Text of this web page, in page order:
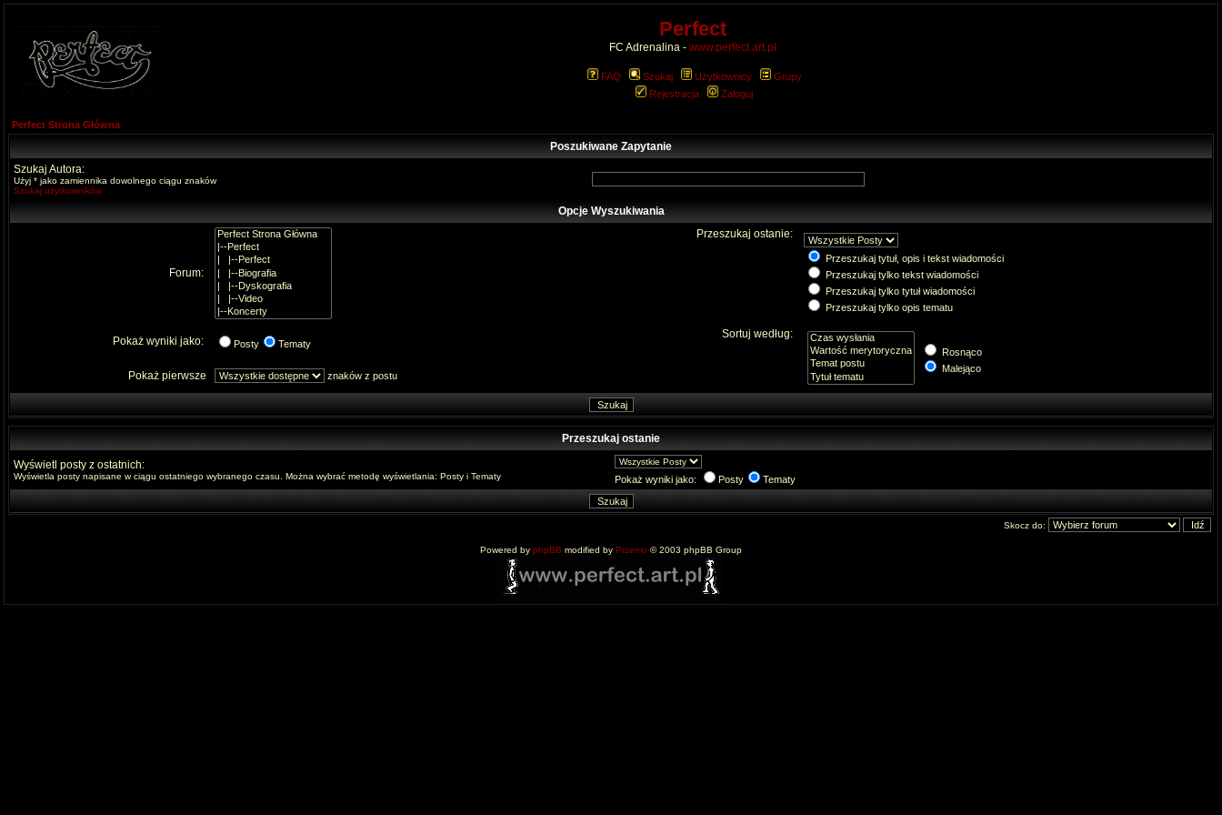
Perfect
FC Adrenalina - www.perfect.art.pl
FAQ Szukaj Użytkownicy
Grupy
Rejestracja
Zaloguj
Perfect Strona Główna
Poszukiwane Zapytanie
Szukaj Autora:
Użyj * jako zamiennika dowolnego ciągu znaków
Szukaj użytkowników
Opcje Wyszukiwania
Forum:
Przeszukaj ostanie:
Przeszukaj tytuł, opis i tekst wiadomości
Przeszukaj tylko tekst wiadomości
Przeszukaj tylko tytuł wiadomości
Przeszukaj tylko opis tematu
Pokaż wyniki jako: Posty Tematy
Sortuj według:
Rosnąco
Malejąco
Pokaż pierwsze znaków z postu
Przeszukaj ostanie
Wyświetl posty z ostatnich:
Wyświetla posty napisane w ciągu ostatniego wybranego czasu. Można wybrać metodę wyświetlania: Posty i Tematy Pokaż wyniki jako: Posty Tematy
Skocz do:
Powered by phpBB modified by Przemo © 2003 phpBB Group